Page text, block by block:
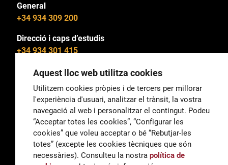
General
+34 934 309 200
Direcció i caps d’estudis
+34 934 301 415
General
correu@escoladeltreball.org
Informació
informacio@escoladeltreball.org
Aquest lloc web utilitza cookies
Utilitzem cookies pròpies i de tercers per millorar
l'experiència d'usuari, analitzar el trànsit, la vostra
navegació al web i personalitzar el contingut. Podeu
“Acceptar totes les cookies”, “Configurar les
cookies” que voleu acceptar o bé “Rebutjar-les
totes” (excepte les cookies tècniques que són
necessàries). Consulteu la nostra política de